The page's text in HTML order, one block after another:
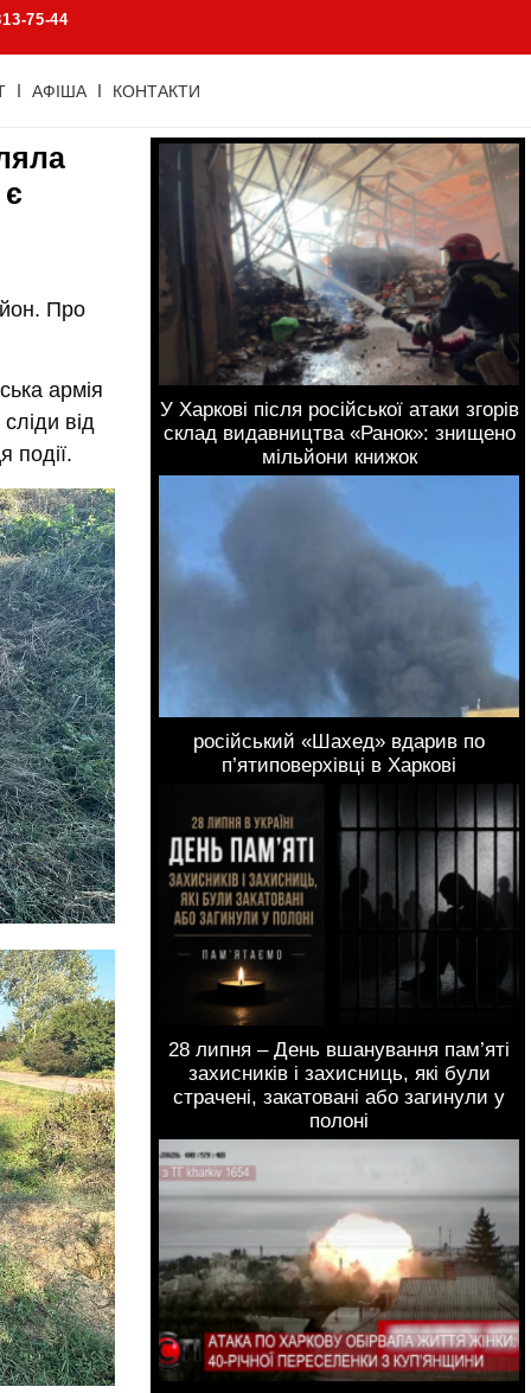
75-44
АФІША КОНТАКТИ
Про
армія
від
події.
У Харкові після російської атаки згорів
склад видавництва «Ранок»: знищено
мільйони книжок
російський «Шахед» вдарив по
п’ятиповерхівці в Харкові
28 липня – День вшанування пам’яті
захисників і захисниць, які були
страчені, закатовані або загинули у
полоні